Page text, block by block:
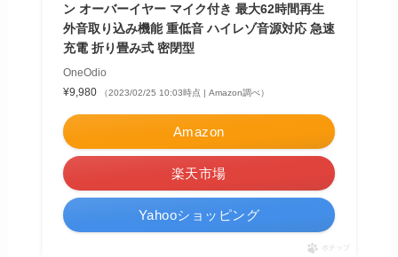
ン オーバーイヤー マイク付き 最大62時間再生
外音取り込み機能 重低音 ハイレゾ音源対応 急速
充電 折り畳み式 密閉型
OneOdio
¥9,980
（2023/02/25 10:03時点 | Amazon調べ）
Amazon
楽天市場
Yahooショッピング
ポチップ